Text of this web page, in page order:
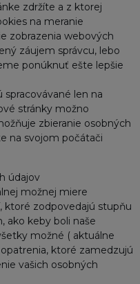
zdržíte a z ktorej
na meranie
zobrazenia webových
záujem správcu, lebo
ponúknuť ešte lepšie
len na
stránky možno
zbieranie osobných
na svojom počátači
údajov
možnej miere
zodpovedajú stupňu
ako keby boli naše
možné ( aktuálne
ktoré zamedzujú
vašich osobných